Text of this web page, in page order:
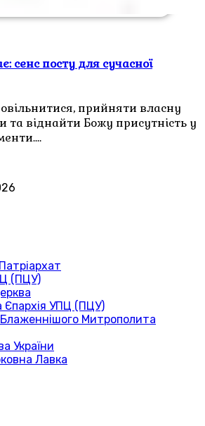
сенс посту для сучасної
прийняти власну
та віднайти Божу присутність у
(ПЦУ)
Єпархія УПЦ (ПЦУ)
Митрополита
України
Лавка